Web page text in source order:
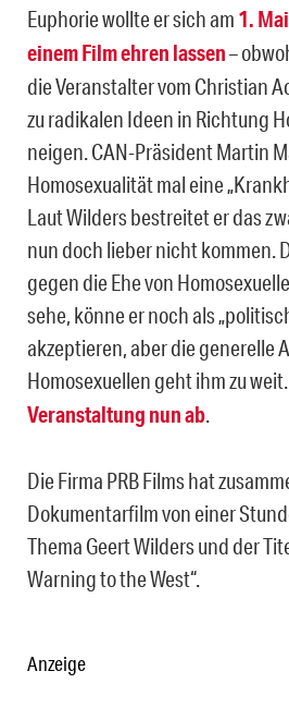
Euphorie wollte er sich am 1.
einem Film ehren lassen–
die Veranstalter vom Christian
zu radikalen Ideen in Richtung
neigen. CAN-Präsident Martin
Homosexualität mal eine
Laut Wilders bestreitet er das
nun doch lieber nicht kommen.
gegen die Ehe von
sehe, könne er noch als
akzeptieren, aber die generelle
Homosexuellen geht ihm zu
Veranstaltung nun ab.
Die Firma PRB Films hat
Dokumentarfilm von einer
Thema Geert Wilders und der
Warning to the West“.
Anzeige